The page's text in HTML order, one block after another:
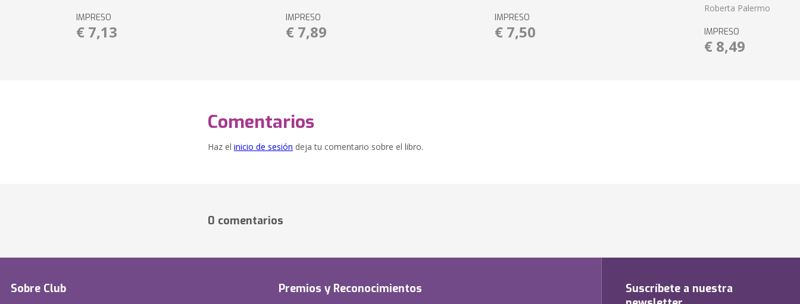
IMPRESO
€ 7,13
IMPRESO
€ 7,89
IMPRESO
€ 7,50
Roberta Palermo
IMPRESO
€ 8,49
Comentarios
Haz el inicio de sesión deja tu comentario sobre el libro.
0 comentarios
Sobre Club Premios y Reconocimientos
Suscríbete a nuestra